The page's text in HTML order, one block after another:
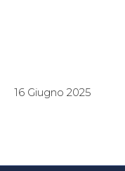
16 Giugno 2025